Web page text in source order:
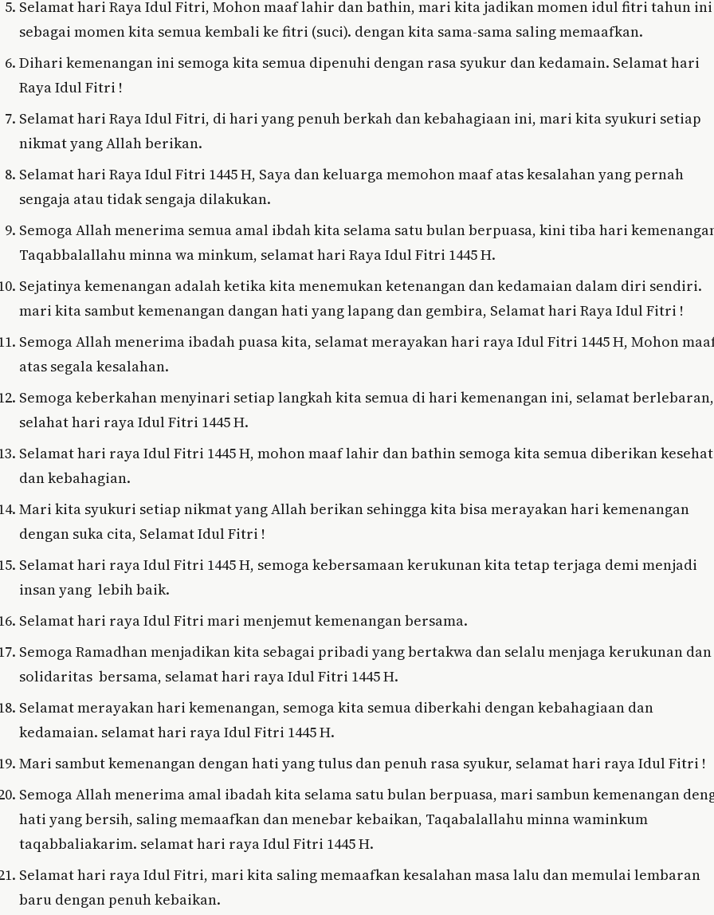
Selamat hari Raya Idul Fitri, Mohon maaf lahir dan bathin, mari kita jadikan momen idul fitri tahun ini
sebagai momen kita semua kembali ke fitri (suci). dengan kita sama-sama saling memaafkan.
Dihari kemenangan ini semoga kita semua dipenuhi dengan rasa syukur dan kedamain. Selamat hari
Raya Idul Fitri !
Selamat hari Raya Idul Fitri, di hari yang penuh berkah dan kebahagiaan ini, mari kita syukuri setiap
nikmat yang Allah berikan.
Selamat hari Raya Idul Fitri 1445 H, Saya dan keluarga memohon maaf atas kesalahan yang pernah
sengaja atau tidak sengaja dilakukan.
Semoga Allah menerima semua amal ibdah kita selama satu bulan berpuasa, kini tiba hari
Taqabbalallahu minna wa minkum, selamat hari Raya Idul Fitri 1445 H.
Sejatinya kemenangan adalah ketika kita menemukan ketenangan dan kedamaian dalam diri sendiri.
mari kita sambut kemenangan dangan hati yang lapang dan gembira, Selamat hari Raya Idul Fitri !
Semoga Allah menerima ibadah puasa kita, selamat merayakan hari raya Idul Fitri 1445 H, Mohon
atas segala kesalahan.
Semoga keberkahan menyinari setiap langkah kita semua di hari kemenangan ini, selamat berlebaran,
selahat hari raya Idul Fitri 1445 H.
Selamat hari raya Idul Fitri 1445 H, mohon maaf lahir dan bathin semoga kita semua diberikan
dan kebahagian.
Mari kita syukuri setiap nikmat yang Allah berikan sehingga kita bisa merayakan hari kemenangan
dengan suka cita, Selamat Idul Fitri !
Selamat hari raya Idul Fitri 1445 H, semoga kebersamaan kerukunan kita tetap terjaga demi menjadi
insan yang lebih baik.
Selamat hari raya Idul Fitri mari menjemut kemenangan bersama.
Semoga Ramadhan menjadikan kita sebagai pribadi yang bertakwa dan selalu menjaga kerukunan dan
solidaritas bersama, selamat hari raya Idul Fitri 1445 H.
Selamat merayakan hari kemenangan, semoga kita semua diberkahi dengan kebahagiaan dan
kedamaian. selamat hari raya Idul Fitri 1445 H.
Mari sambut kemenangan dengan hati yang tulus dan penuh rasa syukur, selamat hari raya Idul Fitri !
Semoga Allah menerima amal ibadah kita selama satu bulan berpuasa, mari sambun kemenangan
hati yang bersih, saling memaafkan dan menebar kebaikan, Taqabalallahu minna waminkum
taqabbaliakarim. selamat hari raya Idul Fitri 1445 H.
Selamat hari raya Idul Fitri, mari kita saling memaafkan kesalahan masa lalu dan memulai lembaran
baru dengan penuh kebaikan.